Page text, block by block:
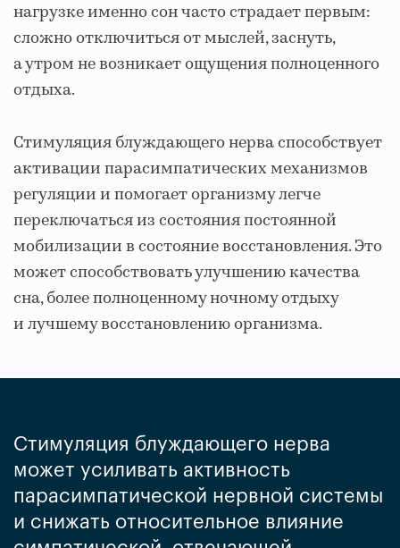
нагрузке именно сон часто страдает первым:
сложно отключиться от мыслей, заснуть,
а утром не возникает ощущения полноценного
отдыха.
Стимуляция блуждающего нерва способствует
активации парасимпатических механизмов
регуляции и помогает организму легче
переключаться из состояния постоянной
мобилизации в состояние восстановления. Это
может способствовать улучшению качества
сна, более полноценному ночному отдыху
и лучшему восстановлению организма.
Стимуляция блуждающего нерва
может усиливать активность
парасимпатической нервной системы
и снижать относительное влияние